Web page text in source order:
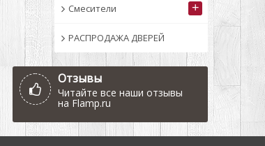
Смесители +
РАСПРОДАЖА ДВЕРЕЙ
Отзывы
Читайте все наши отзывы
на Flamp.ru